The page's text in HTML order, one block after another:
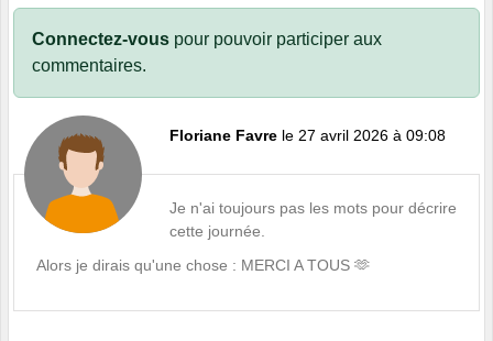
Connectez-vous pour pouvoir participer aux
commentaires.
Floriane Favre le 27 avril 2026 à 09:08
Je n'ai toujours pas les mots pour décrire
cette journée.
Alors je dirais qu'une chose : MERCI A TOUS 🫶